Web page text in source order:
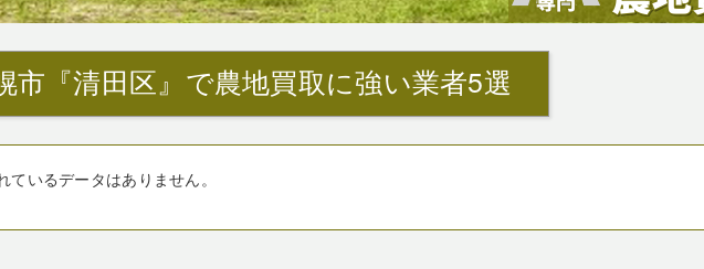
市『清田区』で農地買取に強い業者5選
いるデータはありません。